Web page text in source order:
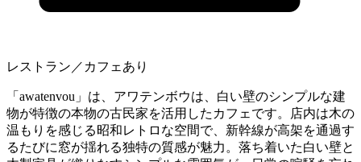
レストラン／カフェあり
「awatenvou」は、アワテンボウは、白い壁のシンプルな建
物が特徴の本物の古民家を活用したカフェです。店内は木の
温もりを感じる昭和レトロな空間で、新幹線が高架を通過す
るたびに窓が揺れる独特の質感が魅力。落ち着いた白い壁と